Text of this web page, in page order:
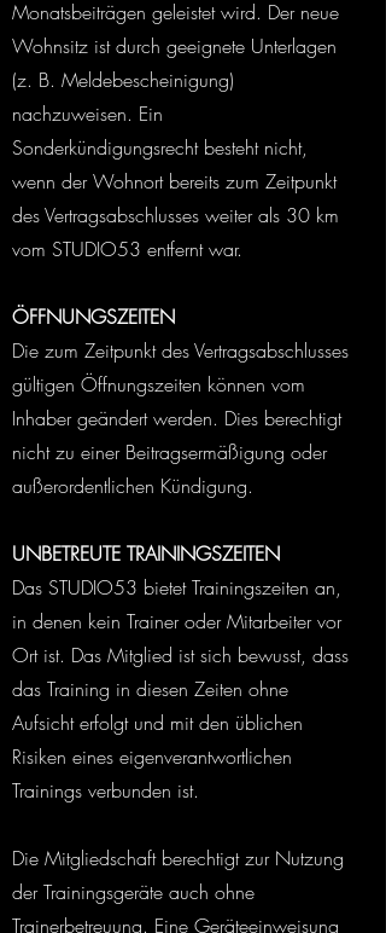
Monatsbeiträgen geleistet wird. Der neue
Wohnsitz ist durch geeignete Unterlagen
(z. B. Meldebescheinigung)
nachzuweisen. Ein
Sonderkündigungsrecht besteht nicht,
wenn der Wohnort bereits zum Zeitpunkt
des Vertragsabschlusses weiter als 30 km
vom STUDIO53 entfernt war.
ÖFFNUNGSZEITEN
Die zum Zeitpunkt des Vertragsabschlusses
gültigen Öffnungszeiten können vom
Inhaber geändert werden. Dies berechtigt
nicht zu einer Beitragsermäßigung oder
außerordentlichen Kündigung.
UNBETREUTE TRAININGSZEITEN
Das STUDIO53 bietet Trainingszeiten an,
in denen kein Trainer oder Mitarbeiter vor
Ort ist. Das Mitglied ist sich bewusst, dass
das Training in diesen Zeiten ohne
Aufsicht erfolgt und mit den üblichen
Risiken eines eigenverantwortlichen
Trainings verbunden ist.
Die Mitgliedschaft berechtigt zur Nutzung
der Trainingsgeräte auch ohne
Trainerbetreuung. Eine Geräteeinweisung